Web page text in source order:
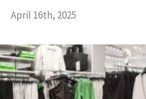
April 16th, 2025